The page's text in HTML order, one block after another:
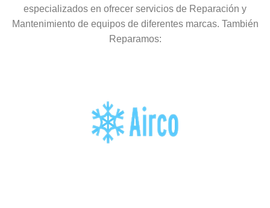
especializados en ofrecer servicios de Reparación y
Mantenimiento de equipos de diferentes marcas. También
Reparamos: